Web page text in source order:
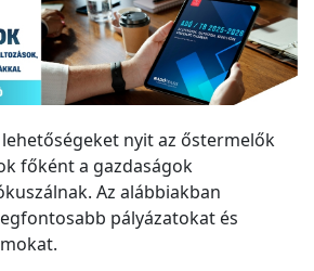
lehetőségeket nyit az őstermelők
főként a gazdaságok
Az alábbiakban
pályázatokat és